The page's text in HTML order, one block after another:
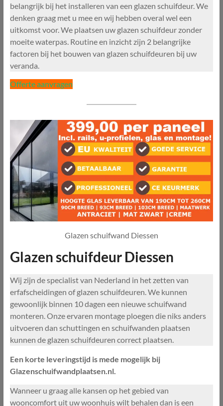
belangrijk bij het installeren van een glazen schuifdeur. We
denken graag met u mee en wij hebben overal wel een
uitkomst voor. We plaatsen uw glazen schuifdeur zonder
moeite waterpas. Routine en inzicht zijn 2 belangrijke
factoren bij het bouwen van glazen schuifdeuren bij uw
veranda.
Offerte aanvragen
Glazen schuifwand Diessen
Glazen schuifdeur Diessen
Wij zijn de specialist van Nederland in het zetten van
erfafscheidingen of glazen schuifdeuren. We kunnen
gewoonlijk binnen 10 dagen een nieuwe schuifwand
monteren. Onze ervaren montage ploegen die niks anders
uitvoeren dan schuttingen en schuifwanden plaatsen
kunnen de glazen schuifdeuren correct plaatsen.
Een korte leveringstijd is mede mogelijk bij
Glazenschuifwandplaatsen.nl.
Wanneer u graag alle kansen op het gebied van
wooncomfort uit uw woonhuis wilt behalen dan is een